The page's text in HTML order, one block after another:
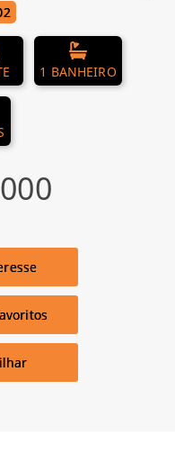
1 BANHEIRO